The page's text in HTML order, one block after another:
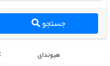
جستجو
هیوندای